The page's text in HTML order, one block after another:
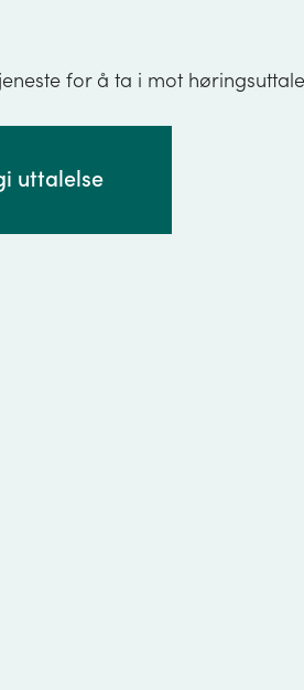
for å ta i mot
uttalelse